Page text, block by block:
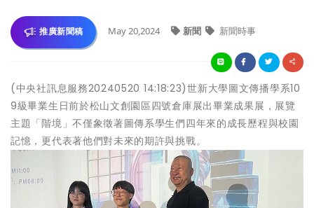
推廣新聞稿 May 20,2024 新聞 新聞時事
(中央社訊息服務20240520 14:18:23)世新大學圖文傳播學系10
9級畢業生日前於松山文創園區四號倉庫展出畢業成果展，展覽
主題「階境」不僅象徵著圖傳系學生們四年來的成長歷程與校園
記憶，更代表著他們對未來的期許與挑戰。